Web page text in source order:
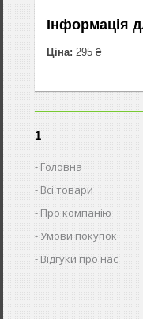
Інформація
Ціна: 295 ₴
1
Головна
Всі товари
Про компанію
Умови покупок
Відгуки про нас